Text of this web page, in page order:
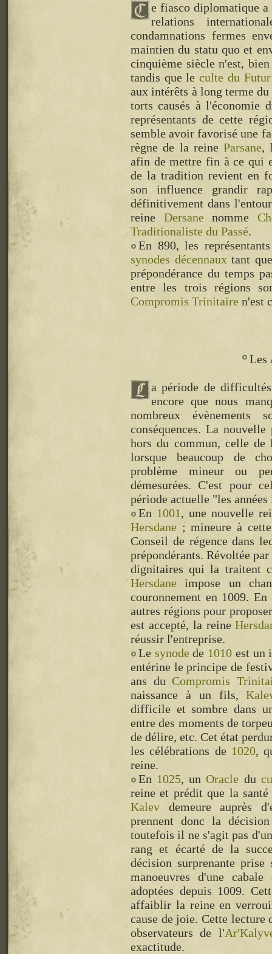
e fiasco diplomatique a
relations
condamnations fermes
maintien du statu quo et
cinquième siècle n'est,
tandis que leculte du Futur
aux intérêts à long terme
torts causés à l'économie
représentants de cette
semble avoir favorisé une
règne de la reineParsane,
afin de mettre fin à ce qui
de la tradition revient en
son influence grandir
définitivement dans
reine Dersanenomme
Traditionaliste du Passé.
En 890, les
synodes décennaux tant
prépondérance du temps
entre les trois régions
Compromis Trinitaire n'est
Les
a période de
encore que nous
nombreux
conséquences. La
hors du commun, celle
lorsque beaucoup de
problème mineur ou
démesurées. C'est pour
période actuelle "les
En 1001 , une nouvelle
Hersdane ; mineure à
Conseil de régence dans
prépondérants. Révoltée
dignitaires qui la traitent
Hersdane impose un
couronnement en 1009. En
autres régions pour
est accepté, la reine
réussir l'entreprise.
Le synode de 1010 est un
entérine le principe de
ans duCompromis
naissance à un fils,
difficile et sombre dans
entre des moments de
de délire, etc. Cet état
les célébrations de 1020,
reine.
En 1025, unOracle du
reine et prédit que la
Kalev demeure auprès
prennent donc la
toutefois il ne s'agit pas
rang et écarté de la
décision surprenante
manoeuvres d'une
adoptées depuis 1009.
affaiblir la reine en
cause de joie. Cette lecture
observateurs de l'
exactitude.